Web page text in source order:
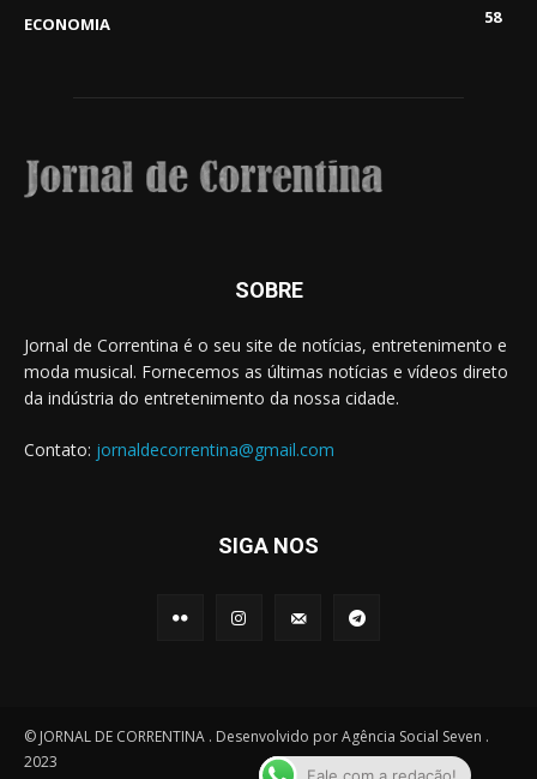
ECONOMIA
58
SOBRE
Jornal de Correntina é o seu site de notícias, entretenimento e
moda musical. Fornecemos as últimas notícias e vídeos direto
da indústria do entretenimento da nossa cidade.
Contato: jornaldecorrentina@gmail.com
SIGA NOS
© JORNAL DE CORRENTINA . Desenvolvido por Agência Social Seven .
2023